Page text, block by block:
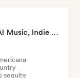
Pop Machine Mode 🤖 AI Music, Indie Pop & Dream Pop
seguite